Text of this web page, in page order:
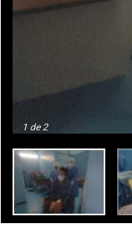
1 de 2